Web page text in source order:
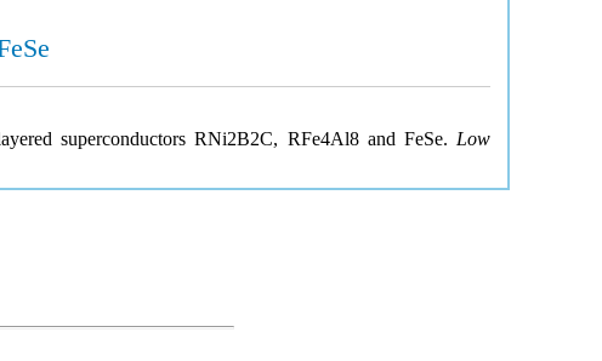
superconductors RNi2B2C, RFe4Al8 and FeSe. Low